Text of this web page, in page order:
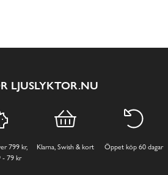
LJUSLYKTOR.NU
799 kr,
- 79 kr
Klarna, Swish & kort Öppet köp 60 dagar